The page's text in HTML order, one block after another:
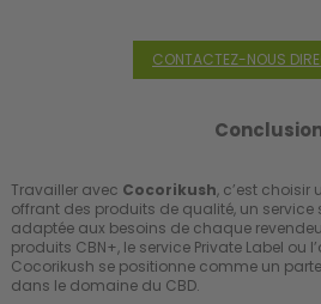
CONTACTEZ-NOUS
Travailler avec Cocorikush, c’est
offrant des produits de qualité, un service
adaptée aux besoins de chaque
produits CBN+, le service Private Label
Cocorikush se positionne comme un
dans le domaine du CBD.